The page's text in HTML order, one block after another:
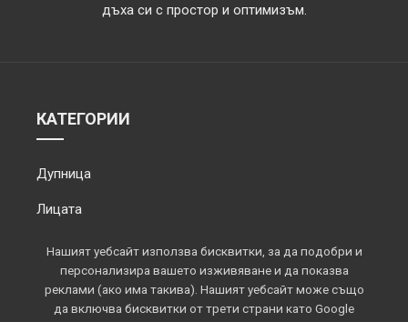
Нашият уебсайт използва бисквитки, за да подобри и
персонализира вашето изживяване и да показва
реклами (ако има такива). Нашият уебсайт може също
да включва бисквитки от трети страни като Google
дъха си с простор и оптимизъм.
КАТЕГОРИИ
Дупница
Лицата
Обектив
Околията
Площадът